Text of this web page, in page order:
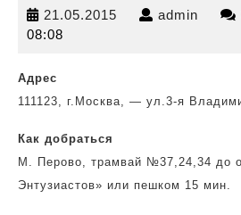
21.05.2015 21.05.2015
admin admin
08:08
Адрес
111123, г.Москва, — ул.3-я
Как добраться
М. Перово, трамвай №37,24,34 до
Энтузиастов» или пешком 15 мин.